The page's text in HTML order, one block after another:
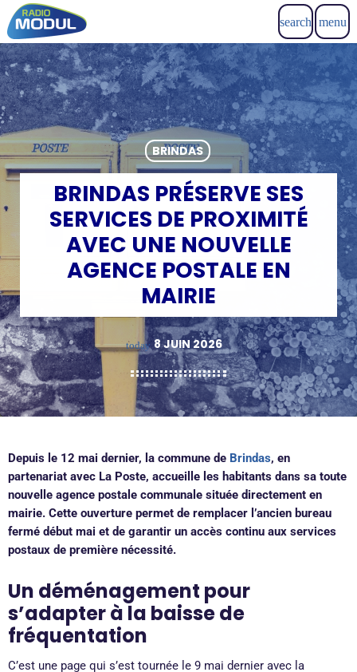
search menu
BRINDAS
BRINDAS PRÉSERVE SES
SERVICES DE PROXIMITÉ
AVEC UNE NOUVELLE
AGENCE POSTALE EN
MAIRIE
today 8 JUIN 2026
Depuis le 12 mai dernier, la commune de Brindas, en
partenariat avec La Poste, accueille les habitants dans sa toute
nouvelle agence postale communale située directement en
mairie. Cette ouverture permet de remplacer l’ancien bureau
fermé début mai et de garantir un accès continu aux services
postaux de première nécessité.
Un déménagement pour
s’adapter à la baisse de
fréquentation
C’est une page qui s’est tournée le 9 mai dernier avec la